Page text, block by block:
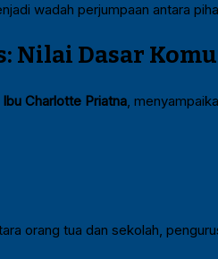
wadah perjumpaan antara
Nilai Dasar
Ibu Charlotte Priatna,
orang tua dan sekolah,